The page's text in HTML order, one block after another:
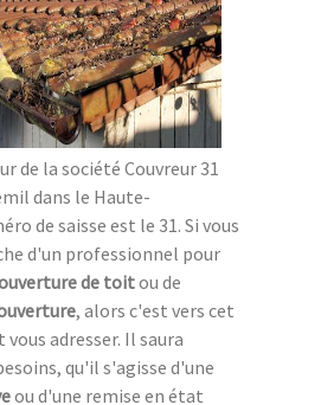
de la société Couvreur 31
dans le Haute-
de saisse est le 31. Si vous
d'un professionnel pour
de toitou de
, alors c'est vers cet
adresser. Il saura
qu'il s'agisse d'une
ou d'une remise en état